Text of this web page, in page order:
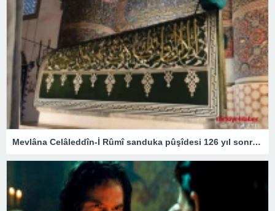
Mevlâna Celâleddîn-İ Rûmî sanduka pûşîdesi 126 yıl sonra yeniden üretildi – Kültür Sanat & Sinema